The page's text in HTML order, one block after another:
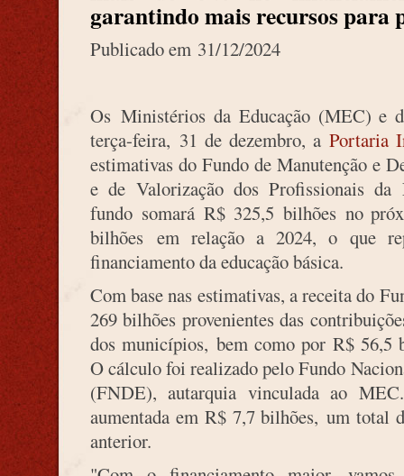
garantindo mais recursos para
Publicado em 31/12/2024
Os Ministérios da Educação (MEC) e
terça-feira, 31 de dezembro, aPortaria
estimativas do Fundo de Manutenção e
e de Valorização dos Profissionais da
fundo somará R$ 325,5 bilhões no
bilhões em relação a 2024, o que
financiamento da educação básica.
Com base nas estimativas, a receita do
269 bilhões provenientes das
dos municípios, bem como por R$ 56,5
O cálculo foi realizado pelo Fundo
(FNDE), autarquia vinculada ao
aumentada em R$ 7,7 bilhões, um total
anterior.